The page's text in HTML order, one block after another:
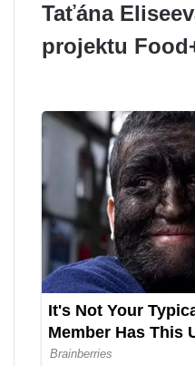
Taťána
projektu